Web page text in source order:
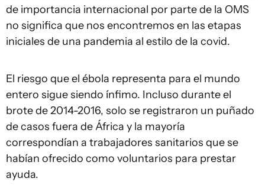
de importancia internacional por parte de la OMS
no significa que nos encontremos en las etapas
iniciales de una pandemia al estilo de la covid.
El riesgo que el ébola representa para el mundo
entero sigue siendo ínfimo. Incluso durante el
brote de 2014-2016, solo se registraron un puñado
de casos fuera de África y la mayoría
correspondían a trabajadores sanitarios que se
habían ofrecido como voluntarios para prestar
ayuda.